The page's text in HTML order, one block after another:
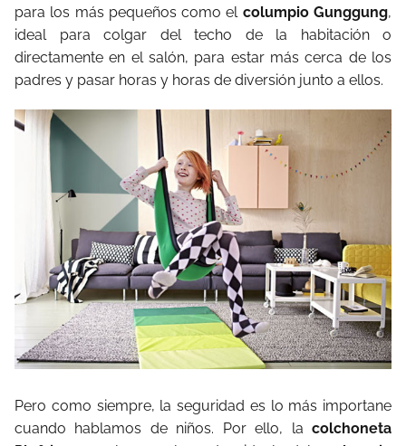
para los más pequeños como el columpio Gunggung,
ideal para colgar del techo de la habitación o
directamente en el salón, para estar más cerca de los
padres y pasar horas y horas de diversión junto a ellos.
Pero como siempre, la seguridad es lo más importane
cuando hablamos de niños. Por ello, la colchoneta